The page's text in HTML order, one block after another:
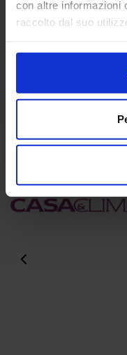
con altre informazioni
raccolto dal suo
Soluzione S900 Android